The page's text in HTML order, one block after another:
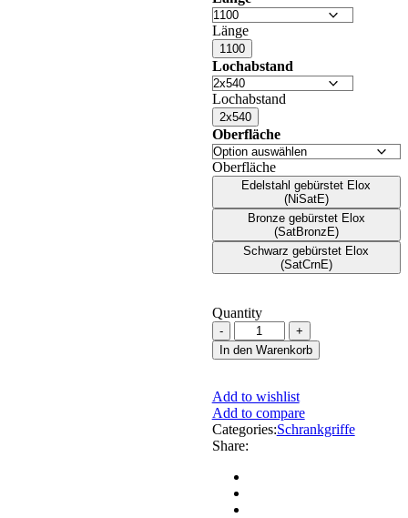
Länge
1100
Lochabstand
Lochabstand
2x540
Oberfläche
Oberfläche
Edelstahl gebürstet Elox
(NiSatE)
Bronze gebürstet Elox
(SatBronzE)
Schwarz gebürstet Elox
(SatCrnE)
Quantity
In den Warenkorb
Add to wishlist
Add to compare
Categories:Schrankgriffe
Share: